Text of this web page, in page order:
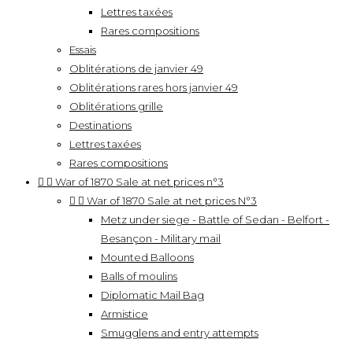
Lettres taxées
Rares compositions
Essais
Oblitérations de janvier 49
Oblitérations rares hors janvier 49
Oblitérations grille
Destinations
Lettres taxées
Rares compositions
  War of 1870 Sale at net prices n°3
  War of 1870 Sale at net prices N°3
Metz under siege - Battle of Sedan - Belfort -
Besançon - Military mail
Mounted Balloons
Balls of moulins
Diplomatic Mail Bag
Armistice
Smugglens and entry attempts